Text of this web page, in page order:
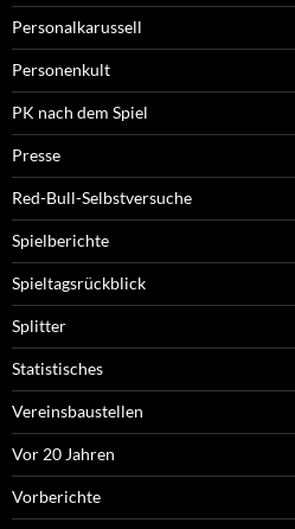
Personalkarussell
Personenkult
PK nach dem Spiel
Presse
Red-Bull-Selbstversuche
Spielberichte
Spieltagsrückblick
Splitter
Statistisches
Vereinsbaustellen
Vor 20 Jahren
Vorberichte